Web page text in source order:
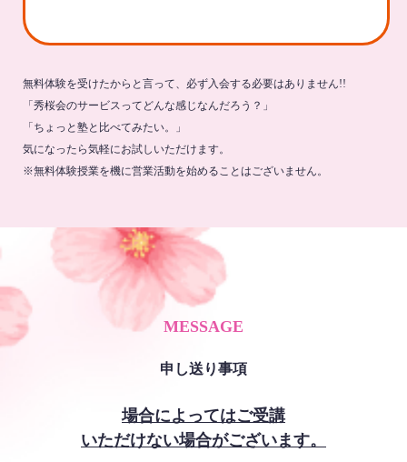
無料体験を受けたからと言って、必ず入会する必要はありません!!
「秀桜会のサービスってどんな感じなんだろう？」
「ちょっと塾と比べてみたい。」
気になったら気軽にお試しいただけます。
※無料体験授業を機に営業活動を始めることはございません。
MESSAGE
申し送り事項
場合によってはご受講
いただけない場合がございます。